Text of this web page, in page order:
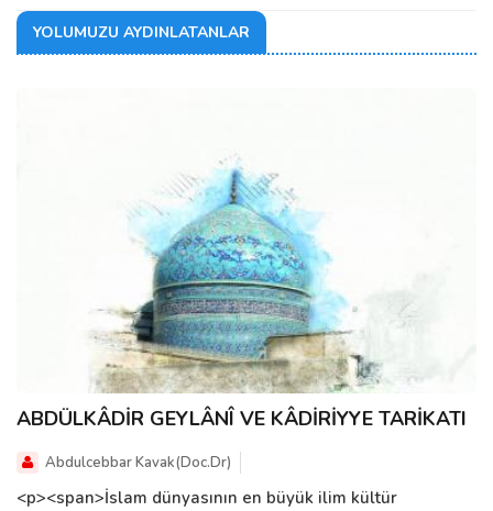
YOLUMUZU AYDINLATANLAR
ABDÜLKÂDİR GEYLÂNÎ VE KÂDİRİYYE TARİKATI
Abdulcebbar Kavak(Doc.Dr)
<p><span>İslam dünyasının en büyük ilim kültür